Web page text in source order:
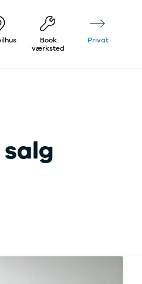
Book
værksted
Privat